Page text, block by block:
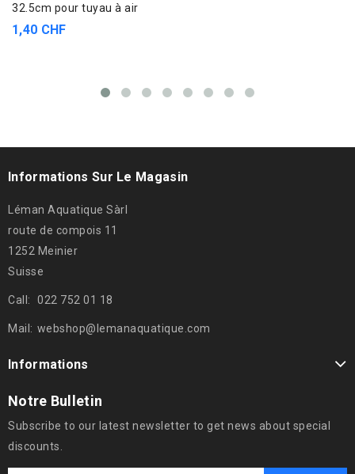
32.5cm pour tuyau à air
1,40 CHF
Informations Sur Le Magasin
Léman Aquatique Sàrl
route de compois 11
1252 Meinier
Suisse
Call: 022 752 01 18
Mail: webshop@lemanaquatique.com
Informations
Notre Bulletin
Subscribe to our latest newsletter to get news about special
discounts.